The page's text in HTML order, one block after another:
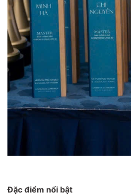
Đặc điểm nổi bật